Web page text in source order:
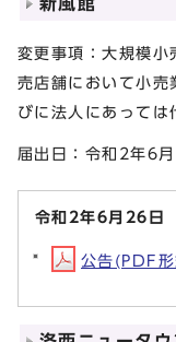
変更事項：大規模小
売店舗において小売
びに法人にあっては
届出日：令和2年6
令和2年6月26日
公告(PDF